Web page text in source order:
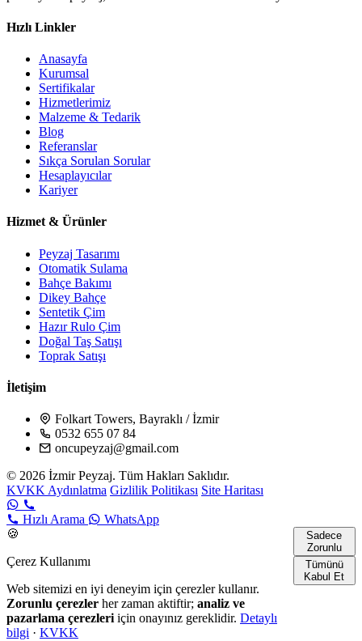
Hızlı Linkler
Anasayfa
Kurumsal
Sertifikalar
Hizmetlerimiz
Malzeme & Tedarik
Blog
Referanslar
Sıkça Sorulan Sorular
Hesaplayıcılar
Kariyer
Hizmet & Ürünler
Peyzaj Tasarımı
Otomatik Sulama
Bahçe Bakımı
Dikey Bahçe
Sentetik Çim
Hazır Rulo Çim
Doğal Taş Satışı
Toprak Satışı
İletişim
Folkart Towers, Bayraklı / İzmir
0532 655 07 84
oncupeyzaj@gmail.com
© 2026 İzmir Peyzaj. Tüm Hakları Saklıdır.
KVKK Aydınlatma Gizlilik Politikası Site Haritası
Hızlı Arama
WhatsApp
🍪
Çerez Kullanımı
Web sitemizi en iyi deneyim için çerezler kullanır.
Zorunlu çerezler her zaman aktiftir; analiz ve
pazarlama çerezleri için onayınız gereklidir. Detaylı
bilgi · KVKK
Sadece
Zorunlu
Tümünü
Kabul Et